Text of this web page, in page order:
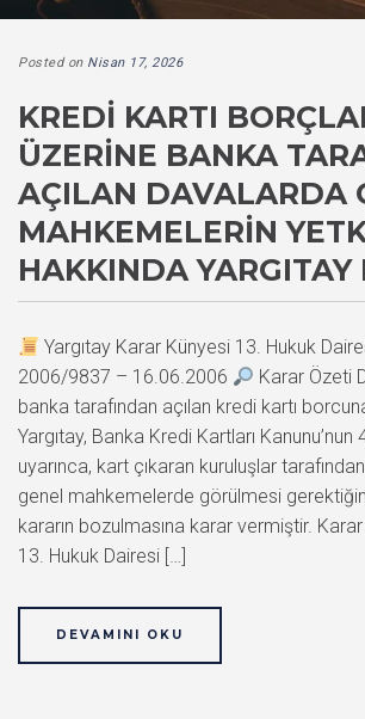
Posted on Nisan 17, 2026
KREDI KARTI
ÜZERINE BANKA
AÇILAN DAVALARDA
MAHKEMELERIN
HAKKINDA YARGITAY
Yargıtay Karar Künyesi 13. Hukuk
2006/9837 – 16.06.2006
Karar Özeti
banka tarafından açılan kredi kartı
Yargıtay, Banka Kredi Kartları
uyarınca, kart çıkaran kuruluşlar
genel mahkemelerde görülmesi
kararın bozulmasına karar vermiştir.
13. Hukuk Dairesi […]
DEVAMINI OKU